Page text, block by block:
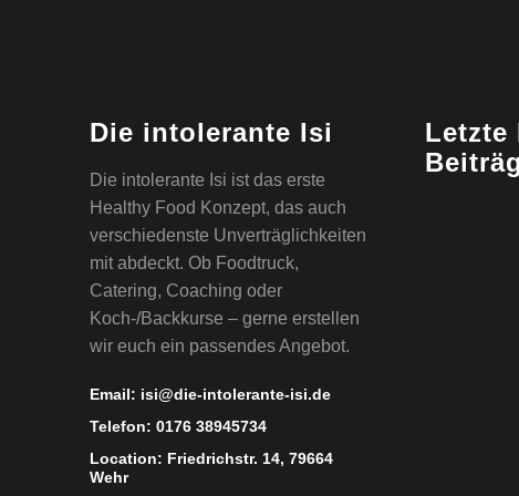
Die intolerante Isi
Die intolerante Isi ist das erste
Healthy Food Konzept, das auch
verschiedenste Unverträglichkeiten
mit abdeckt. Ob Foodtruck,
Catering, Coaching oder
Koch-/Backkurse – gerne erstellen
wir euch ein passendes Angebot.
Email: isi@die-intolerante-isi.de
Telefon: 0176 38945734
Location: Friedrichstr. 14, 79664
Wehr
Letzte